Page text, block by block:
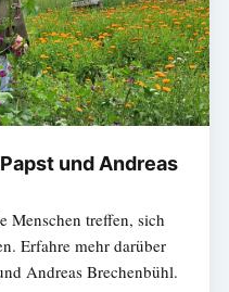
und Andreas
Menschen treffen, sich
Erfahre mehr darüber
Andreas Brechenbühl.